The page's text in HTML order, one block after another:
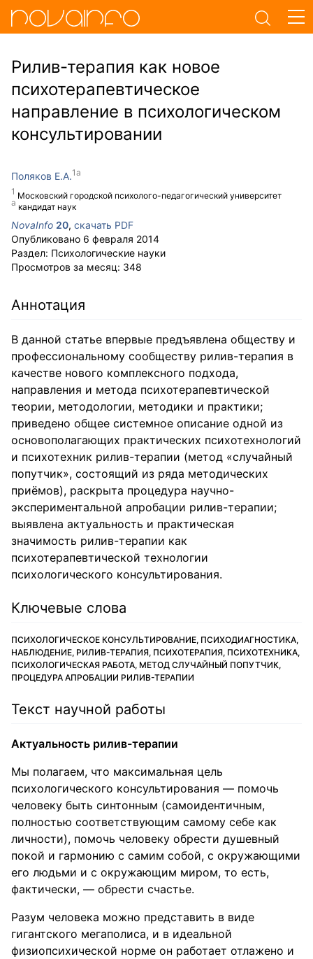
Рилив-терапия как новое
психотерапевтическое
направление в психологическом
консультировании
Поляков Е.А.
Московский городской психолого-педагогический университет
кандидат наук
NovaInfo 20, скачать PDF
Опубликовано 6 февраля 2014
Раздел: Психологические науки
Просмотров за месяц: 348
Аннотация
В данной статье впервые предъявлена обществу и
профессиональному сообществу рилив-терапия в
качестве нового комплексного подхода,
направления и метода психотерапевтической
теории, методологии, методики и практики;
приведено общее системное описание одной из
основополагающих практических психотехнологий
и психотехник рилив-терапии (метод «случайный
попутчик», состоящий из ряда методических
приёмов), раскрыта процедура научно-
экспериментальной апробации рилив-терапии;
выявлена актуальность и практическая
значимость рилив-терапии как
психотерапевтической технологии
психологического консультирования.
Ключевые слова
ПСИХОЛОГИЧЕСКОЕ КОНСУЛЬТИРОВАНИЕ, ПСИХОДИАГНОСТИКА,
НАБЛЮДЕНИЕ, РИЛИВ-ТЕРАПИЯ, ПСИХОТЕРАПИЯ, ПСИХОТЕХНИКА,
ПСИХОЛОГИЧЕСКАЯ РАБОТА, МЕТОД СЛУЧАЙНЫЙ ПОПУТЧИК,
ПРОЦЕДУРА АПРОБАЦИИ РИЛИВ-ТЕРАПИИ
Текст научной работы
Актуальность рилив-терапии
Мы полагаем, что максимальная цель
психологического консультирования — помочь
человеку быть синтонным (самоидентичным,
полностью соответствующим самому себе как
личности), помочь человеку обрести душевный
покой и гармонию с самим собой, с окружающими
его людьми и с окружающим миром, то есть,
фактически, — обрести счастье.
Разум человека можно представить в виде
гигантского мегаполиса, и в идеальной
физиопсихической норме он работает отлажено и